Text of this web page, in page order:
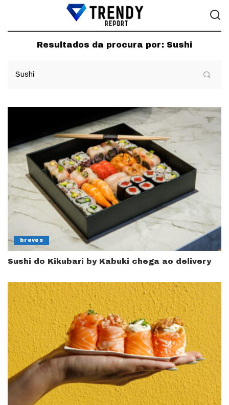
Resultados da procura por: Sushi
breves
Sushi do Kikubari by Kabuki chega ao delivery